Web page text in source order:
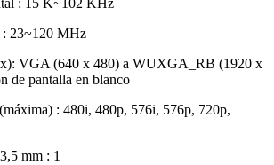
: 15 K~102 KHz
: 23~120 MHz
VGA (640 x 480) a WUXGA_RB (1920 x
de pantalla en blanco
: 480i, 480p, 576i, 576p, 720p,
mm : 1